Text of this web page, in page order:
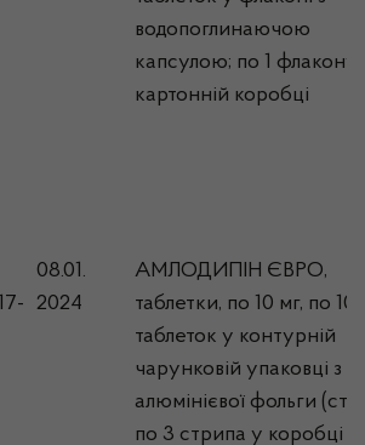
водопоглинаючою
капсулою; по 1 флакону
картонній коробці
08.01.
2024
АМЛОДИПІН ЄВРО,
таблетки, по 10 мг, по 10
таблеток у контурній
чарунковій упаковці з
алюмінієвої фольги
по 3 стрипа у коробці з